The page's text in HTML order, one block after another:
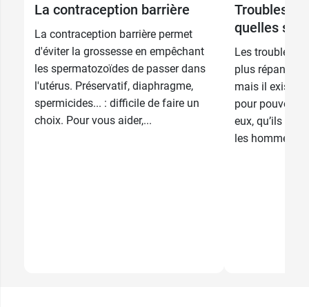
La contraception barrière
La contraception barrière permet
d'éviter la grossesse en empêchant
les spermatozoïdes de passer dans
l'utérus. Préservatif, diaphragme,
spermicides... : difficile de faire un
choix. Pour vous aider,...
Troubles
quelles
Les troubles
plus répandus
mais il existe
pour pouvoir
eux, qu’ils
les hommes.